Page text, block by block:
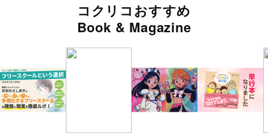
コクリコおすすめ
Book & Magazine